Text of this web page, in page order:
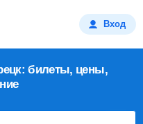
Вход
билеты, цены,